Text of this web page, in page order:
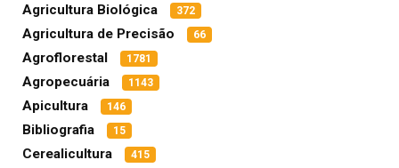
Agricultura Biológica 372
Agricultura de Precisão 66
Agroflorestal 1781
Agropecuária 1143
Apicultura 146
Bibliografia 15
Cerealicultura 415